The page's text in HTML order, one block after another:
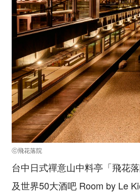
ⓒ飛花落院
台中日式禪意山中料亭「飛花
及世界50大酒吧 Room by Le